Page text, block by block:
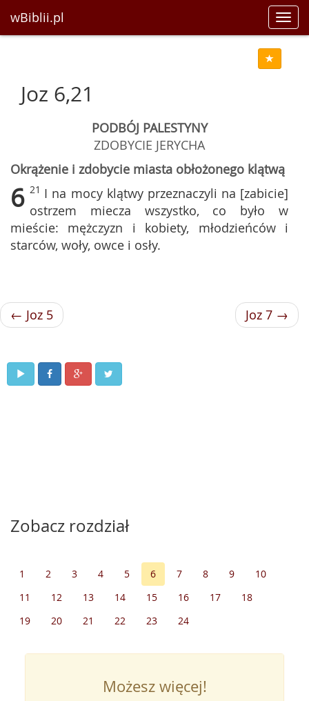
wBiblii.pl
Joz 6,21
PODBÓJ PALESTYNY
ZDOBYCIE JERYCHA
Okrążenie i zdobycie miasta obłożonego klątwą
6 21 I na mocy klątwy przeznaczyli na [zabicie]
ostrzem miecza wszystko, co było w
mieście: mężczyzn i kobiety, młodzieńców i
starców, woły, owce i osły.
← Joz 5 Joz 7 →
Zobacz rozdział
1 2 3 4 5 6 7 8 9
10
11
12 13 14 15 16 17
18
19
20 21 22 23 24
Możesz więcej!